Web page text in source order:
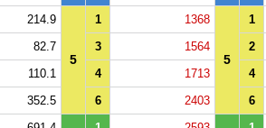
214.9
5
1 1368
5
1
82.7 3 1564
2
110.1 4 1713
4
352.5 6 2403 6